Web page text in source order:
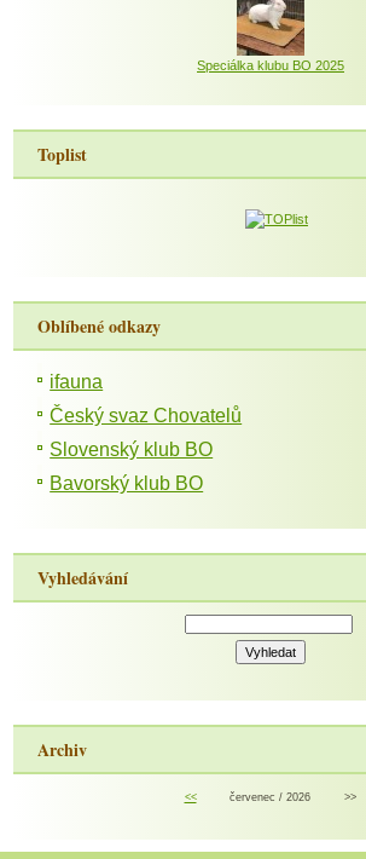
Speciálka klubu BO 2025
Toplist
Oblíbené odkazy
ifauna
Český svaz Chovatelů
Slovenský klub BO
Bavorský klub BO
Vyhledávání
Archiv
<< červenec / 2026 >>